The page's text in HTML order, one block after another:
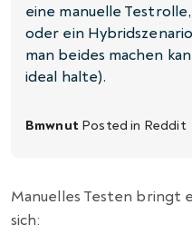
eine manuelle
oder ein
man beides machen
ideal halte).
BmwnutPosted in Reddit
Manuelles Testen bringt
sich: